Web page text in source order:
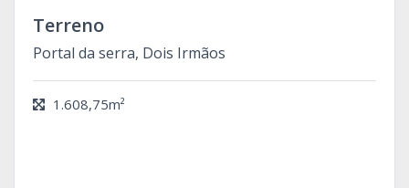
Terreno
Portal da serra, Dois Irmãos
1.608,75m²